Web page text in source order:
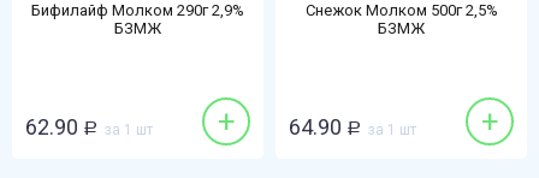
Бифилайф Молком 290г 2,9%
БЗМЖ
62.90 Р за 1 шт +
Снежок Молком 500г 2,5%
БЗМЖ
64.90 Р за 1 шт +